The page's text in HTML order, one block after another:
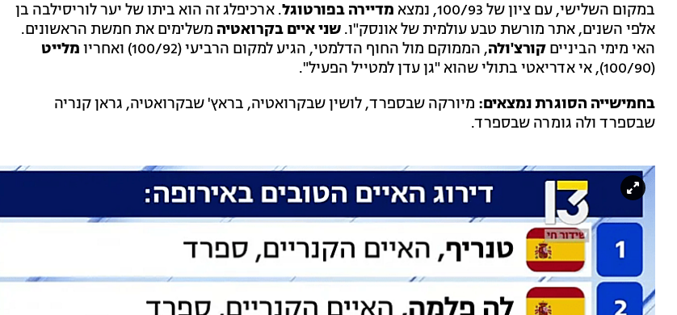
במקום השלישי, עם ציון של 100/93, נמצא
מדיירה בפורטוגל. ארכיפלג זה הוא ביתו של יער לוריסילבה בן
אלפי השנים, אתר מורשת טבע עולמית של אונסק"ו. שני איים בקרואטיה משלימים את חמשת הראשונים.
האי מימי הביניים קורצ'ולה, הממוקם מול החוף הדלמטי, הגיע למקום הרביעי (100/92) ואחריו
מלייט
(100/90), אי אדריאטי בתולי שהוא "גן עדן למטייל הפעיל".
בחמישייה הסוגרת נמצאים: מיורקה שבספרד, לושין שבקרואטיה, בראץ' שבקרואטיה, גראן קנריה
שבספרד ולה גומרה שבספרד.